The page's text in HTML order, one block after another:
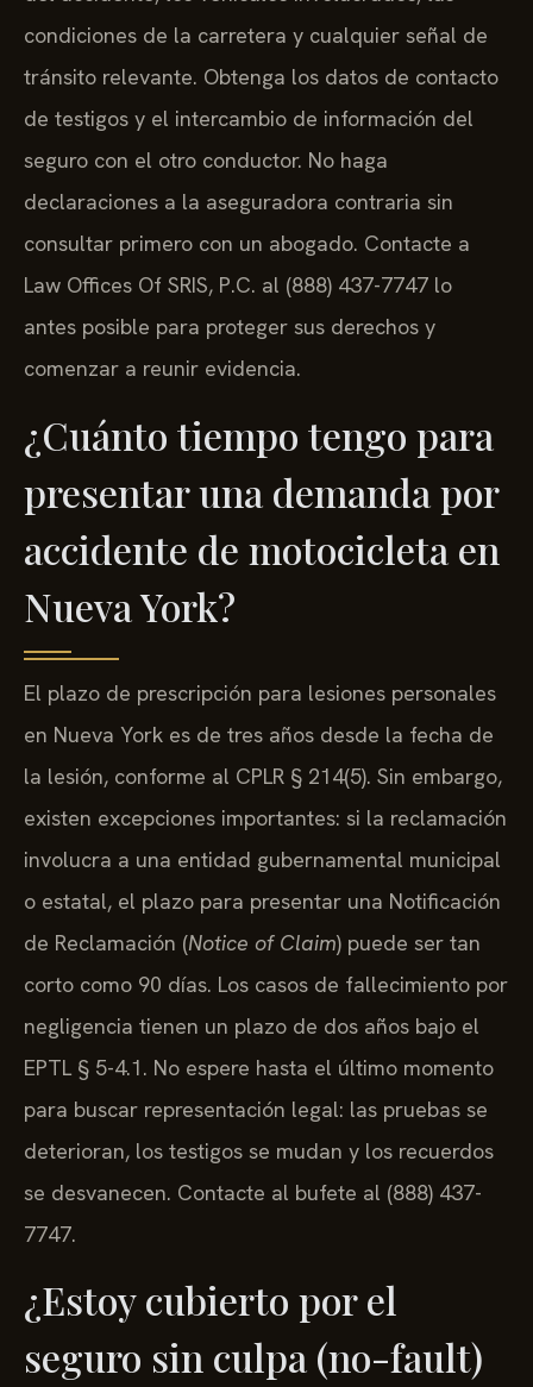
condiciones de la carretera y cualquier señal de
tránsito relevante. Obtenga los datos de contacto
de testigos y el intercambio de información del
seguro con el otro conductor. No haga
declaraciones a la aseguradora contraria sin
consultar primero con un abogado. Contacte a
Law Offices Of SRIS, P.C. al (888) 437-7747 lo
antes posible para proteger sus derechos y
comenzar a reunir evidencia.
¿Cuánto tiempo tengo para
presentar una demanda por
accidente de motocicleta en
Nueva York?
El plazo de prescripción para lesiones personales
en Nueva York es de tres años desde la fecha de
la lesión, conforme al CPLR § 214(5). Sin embargo,
existen excepciones importantes: si la reclamación
involucra a una entidad gubernamental municipal
o estatal, el plazo para presentar una Notificación
de Reclamación (Notice of Claim) puede ser tan
corto como 90 días. Los casos de fallecimiento por
negligencia tienen un plazo de dos años bajo el
EPTL § 5-4.1. No espere hasta el último momento
para buscar representación legal: las pruebas se
deterioran, los testigos se mudan y los recuerdos
se desvanecen. Contacte al bufete al (888) 437-
7747.
¿Estoy cubierto por el
seguro sin culpa (no-fault)